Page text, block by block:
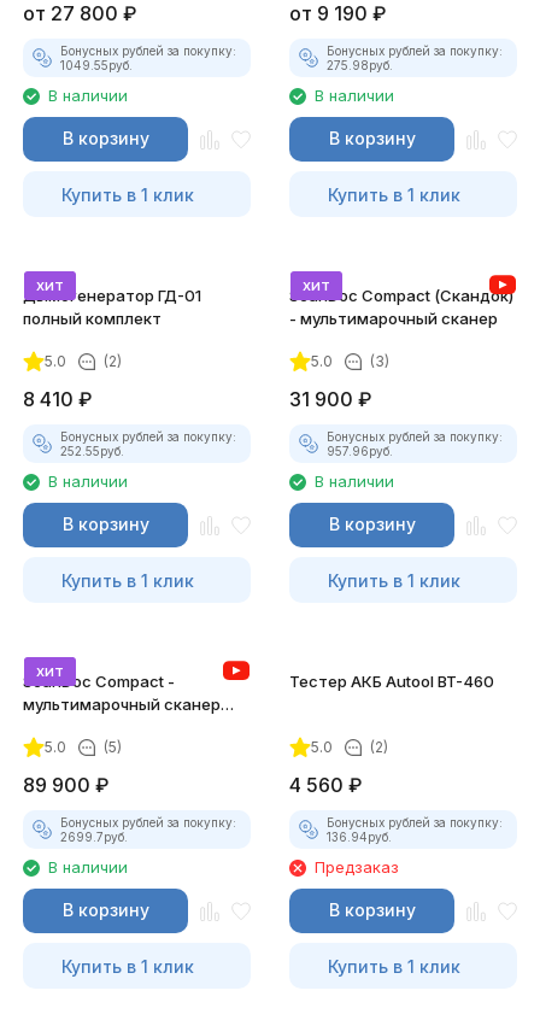
от 27 800 ₽
Бонусных рублей за покупку:
1049.55руб.
В наличии
В корзину
Купить в 1 клик
от 9 190 ₽
Бонусных рублей за покупку:
275.98руб.
В наличии
В корзину
Купить в 1 клик
хит
Дымогенератор ГД-01
полный комплект
5.0 (2)
8 410 ₽
Бонусных рублей за покупку:
252.55руб.
В наличии
В корзину
Купить в 1 клик
хит
ScanDoc Compact (Скандок)
- мультимарочный сканер
5.0 (3)
31 900 ₽
Бонусных рублей за покупку:
957.96руб.
В наличии
В корзину
Купить в 1 клик
хит
ScanDoc Compact -
мультимарочный сканер
5.0 (5)
89 900 ₽
Бонусных рублей за покупку:
2699.7руб.
В наличии
В корзину
Купить в 1 клик
Тестер АКБ Autool BT-460
5.0 (2)
4 560 ₽
Бонусных рублей за покупку:
136.94руб.
Предзаказ
В корзину
Купить в 1 клик